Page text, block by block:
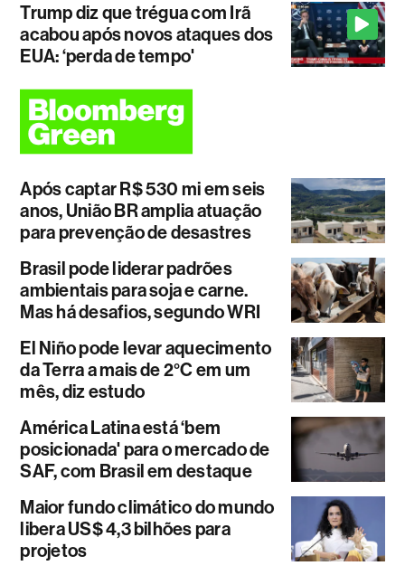
Trump diz que trégua com Irã
acabou após novos ataques dos
EUA: ‘perda de tempo'
Após captar R$ 530 mi em seis
anos, União BR amplia atuação
para prevenção de desastres
Brasil pode liderar padrões
ambientais para soja e carne.
Mas há desafios, segundo WRI
El Niño pode levar aquecimento
da Terra a mais de 2°C em um
mês, diz estudo
América Latina está ‘bem
posicionada' para o mercado de
SAF, com Brasil em destaque
Maior fundo climático do mundo
libera US$ 4,3 bilhões para
projetos